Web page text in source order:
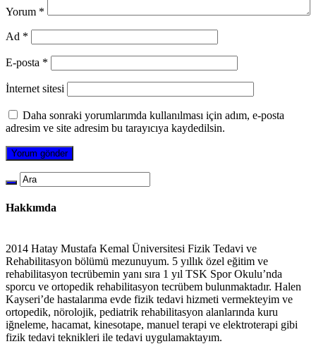
Yorum *
Ad *
E-posta *
İnternet sitesi
Daha sonraki yorumlarımda kullanılması için adım, e-posta
adresim ve site adresim bu tarayıcıya kaydedilsin.
Hakkımda
2014 Hatay Mustafa Kemal Üniversitesi Fizik Tedavi ve
Rehabilitasyon bölümü mezunuyum. 5 yıllık özel eğitim ve
rehabilitasyon tecrübemin yanı sıra 1 yıl TSK Spor Okulu’nda
sporcu ve ortopedik rehabilitasyon tecrübem bulunmaktadır. Halen
Kayseri’de hastalarıma evde fizik tedavi hizmeti vermekteyim ve
ortopedik, nörolojik, pediatrik rehabilitasyon alanlarında kuru
iğneleme, hacamat, kinesotape, manuel terapi ve elektroterapi gibi
fizik tedavi teknikleri ile tedavi uygulamaktayım.